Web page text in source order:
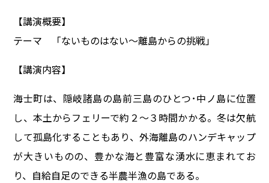
【講演概要】
テーマ 「ないものはない～離島からの挑戦」
【講演内容】
海士町は、隠岐諸島の島前三島のひとつ･中ノ島に位置
し、本土からフェリーで約２～３時間かかる。冬は欠航
して孤島化することもあり、外海離島のハンデキャップ
が大きいものの、豊かな海と豊富な湧水に恵まれてお
り、自給自足のできる半農半漁の島である。